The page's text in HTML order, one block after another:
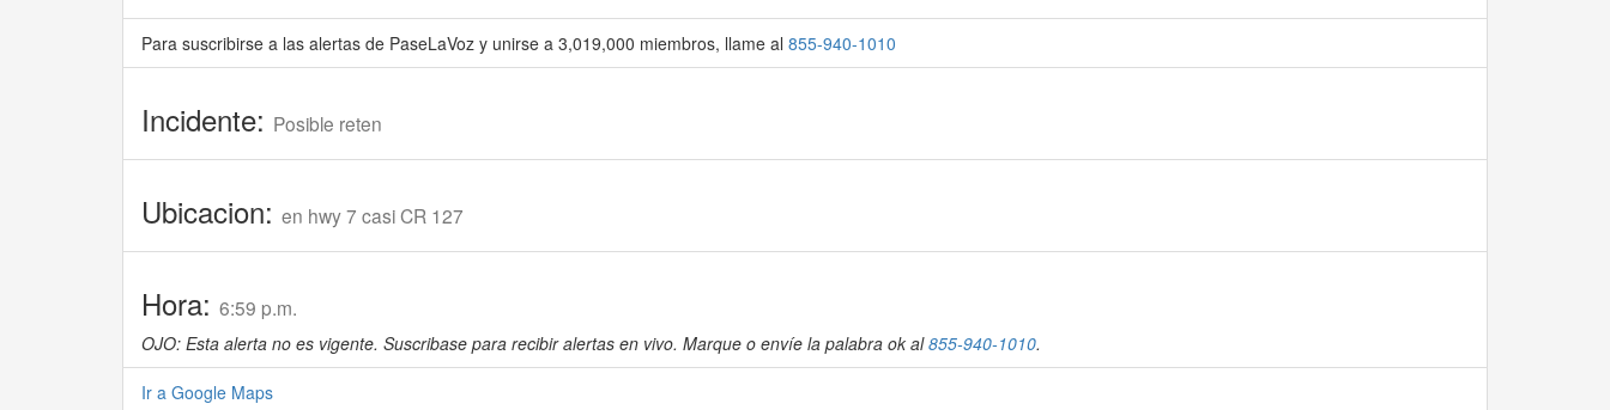
Para suscribirse a las alertas de PaseLaVoz y unirse a 3,019,000 miembros, llame al 855-940-1010
Incidente: Posible reten
Ubicacion: en hwy 7 casi CR 127
Hora: 6:59 p.m.
OJO: Esta alerta no es vigente. Suscribase para recibir alertas en vivo. Marque o envíe la palabra ok al855-940-1010.
Ir a Google Maps